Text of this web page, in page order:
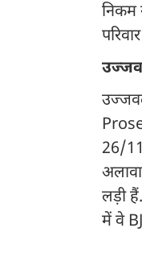
निकम
26/
लड़ी
में वे